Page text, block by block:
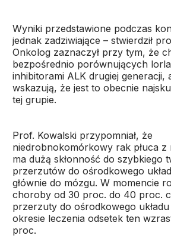
Wyniki przedstawione podczas
jednak zadziwiające – stwierdził
Onkolog zaznaczył przy tym, że
bezpośrednio porównujących
inhibitorami ALK drugiej generacji,
wskazują, że jest to obecnie
tej grupie.
Prof. Kowalski przypomniał, że
niedrobnokomórkowy rak płuca z
ma dużą skłonność do szybkiego
przerzutów do ośrodkowego
głównie do mózgu. W momencie
choroby od 30 proc. do 40 proc.
przerzuty do ośrodkowego
okresie leczenia odsetek ten
proc.